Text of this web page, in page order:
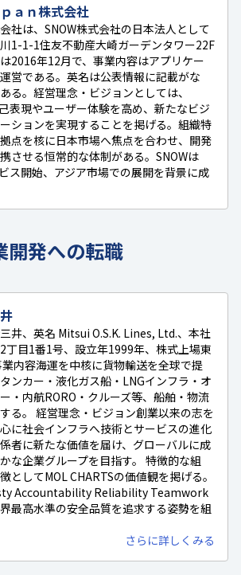
ａｎ株式会社
社は、SNOW株式会社の日本法人として
1-1-1住友不動産大崎ガーデンタワー22F
2016年12月で、事業内容はアプリケー
営である。英名は公表情報に記載がな
る。経営理念・ビジョンとしては、
表現やユーザー体験を高め、新たなビジ
ションを実現することを掲げる。組織特
点を核に日本市場へ焦点を合わせ、開発
させる恒常的な体制がある。SNOWは
ス開始、アジア市場での展開を背景に成
開発への転職
井、英名 Mitsui O.S.K. Lines, Ltd.、本社
丁目1番1号、設立年1999年、株式上場東
内容海運を中核に貨物輸送を全球で提
ンカー・液化ガス船・LNGインフラ・オ
・内航RORO・クルーズ等、船舶・物流
る。 経営理念・ビジョン創業以来の志を
に社会インフラへ技術とサービスの進化
者に新たな価値を届け、グローバルに成
な企業グループを目指す。 特徴的な組
としてMOL CHARTSの価値観を掲げる。
Accountability Reliability Teamwork
最高水準の安全品質を追求する姿勢を組
さらに詳しくみる